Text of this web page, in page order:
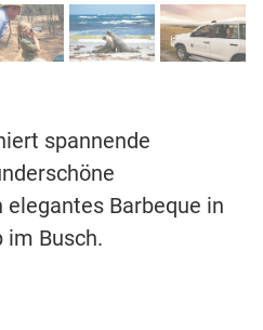
spannende
Barbeque in
im Busch.